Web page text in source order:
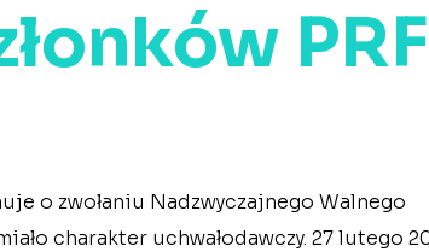
o zwołaniu Nadzwyczajnego Walnego
charakter uchwałodawczy. 27 lutego